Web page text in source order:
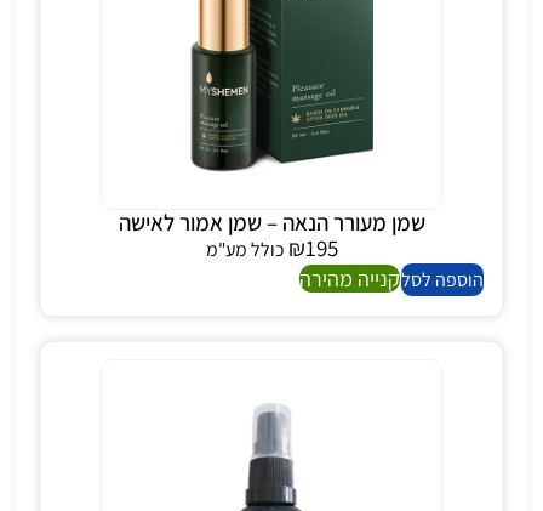
שמן מעורר הנאה – שמן אמור לאישה
₪195
כולל מע"מ
הוספה לסלקנייה מהירה